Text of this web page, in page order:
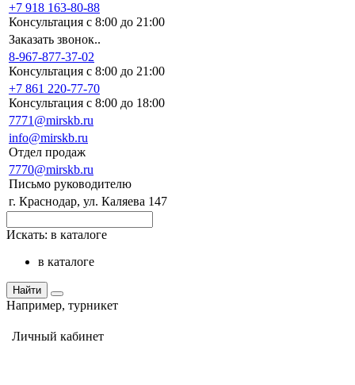
+7 918 163-80-88
Консультация с 8:00 до 21:00
Заказать звонок..
8-967-877-37-02
Консультация с 8:00 до 21:00
+7 861 220-77-70
Консультация с 8:00 до 18:00
7771@mirskb.ru
info@mirskb.ru
Отдел продаж
7770@mirskb.ru
Письмо руководителю
г. Краснодар, ул. Каляева 147
Искать: в каталоге
в каталоге
Найти
Например, турникет
Личный кабинет